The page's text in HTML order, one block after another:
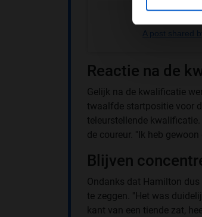
A post shared
Reactie na de
Gelijk na de kwalificatie
twaalfde startpositie voor
teleurstellende
de coureur. ''Ik heb
Blijven
Ondanks dat Hamilton
te zeggen. ''Het was
kant van een tiende zat,